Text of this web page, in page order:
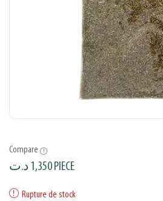
Compare
1,350د.ت PIECE
Rupture de stock